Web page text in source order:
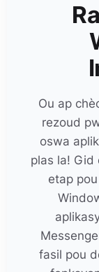
Ou ap
rezoud
oswa
plas la! Gid
etap
fasil pou